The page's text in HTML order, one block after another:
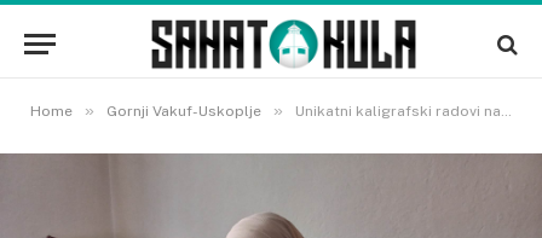
Home » Gornji Vakuf-Uskoplje » Unikatni kaligrafski radovi naše sugrađanke Elme Bakić